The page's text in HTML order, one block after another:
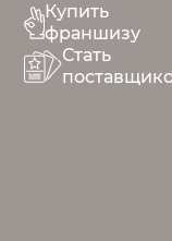
Купить
франшизу
Стать